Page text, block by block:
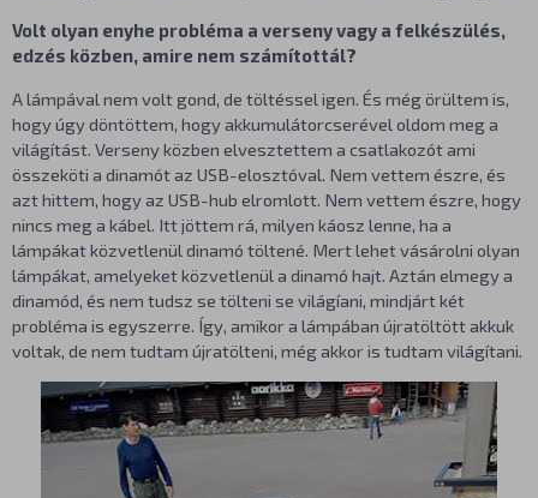
Volt olyan enyhe probléma a verseny vagy a felkészülés,
edzés közben, amire nem számítottál?
A lámpával nem volt gond, de töltéssel igen. És még örültem is,
hogy úgy döntöttem, hogy akkumulátorcserével oldom meg a
világítást. Verseny közben elvesztettem a csatlakozót ami
összeköti a dinamót az USB-elosztóval. Nem vettem észre, és
azt hittem, hogy az USB-hub elromlott. Nem vettem észre, hogy
nincs meg a kábel. Itt jöttem rá, milyen káosz lenne, ha a
lámpákat közvetlenül dinamó töltené. Mert lehet vásárolni olyan
lámpákat, amelyeket közvetlenül a dinamó hajt. Aztán elmegy a
dinamód, és nem tudsz se tölteni se világíani, mindjárt két
probléma is egyszerre. Így, amikor a lámpában újratöltött akkuk
voltak, de nem tudtam újratölteni, még akkor is tudtam világítani.